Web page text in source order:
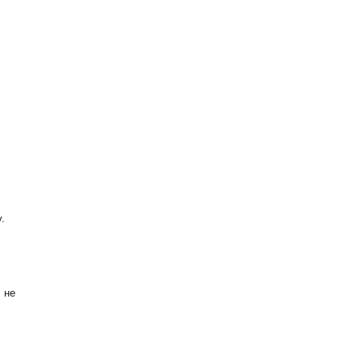
не